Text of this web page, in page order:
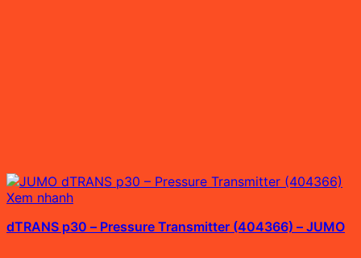
Xem nhanh
dTRANS p30 – Pressure Transmitter (404366) – JUMO